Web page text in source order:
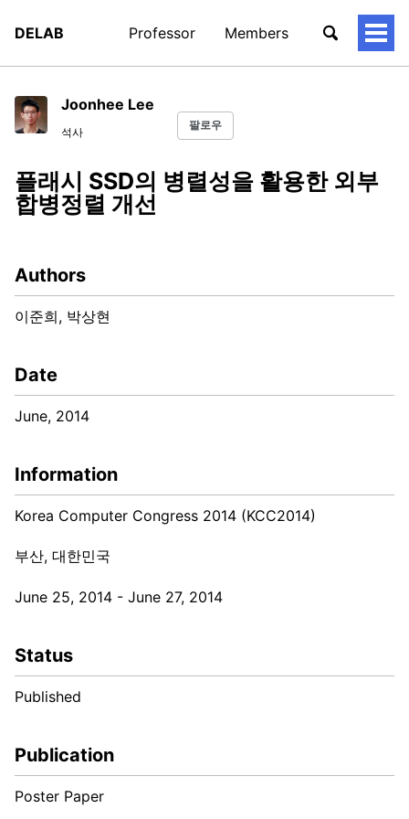
DELAB Professor Members
토
Joonhee Lee
석사
팔로우
플래시 SSD의 병렬성을 활용한 외부
합병정렬 개선
Authors
이준희, 박상현
Date
June, 2014
Information
Korea Computer Congress 2014 (KCC2014)
부산, 대한민국
June 25, 2014 - June 27, 2014
Status
Published
Publication
Poster Paper